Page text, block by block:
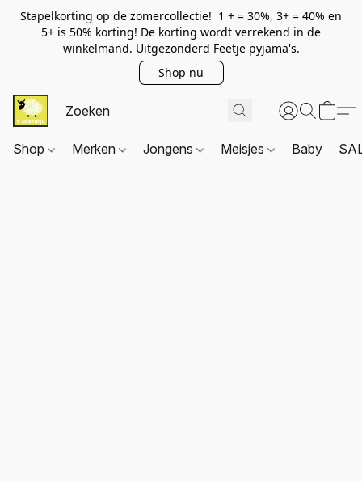
Stapelkorting op de zomercollectie! 1 + = 30%, 3+ = 40% en
5+ is 50% korting! De korting wordt verrekend in de
winkelmand. Uitgezonderd Feetje pyjama's.
Shop nu
Shop Merken Jongens Meisjes Baby